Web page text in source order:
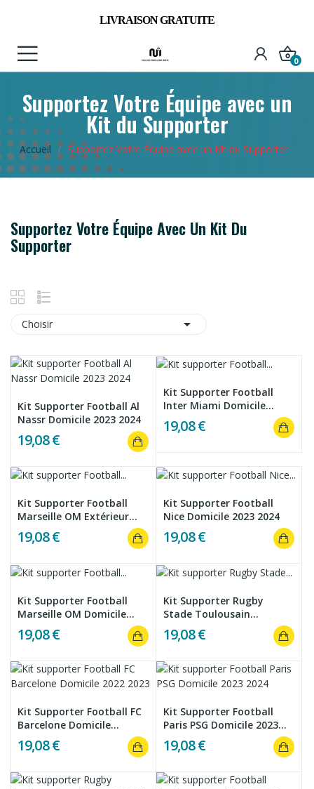
LIVRAISON GRATUITE
0
Supportez Votre Équipe avec un
Kit du Supporter
Accueil Supportez Votre Équipe avec un Kit du Supporter
Supportez Votre Équipe Avec Un Kit Du
Supporter
Choisir 
Kit Supporter Football Al
Nassr Domicile 2023 2024
19,08 €
Kit Supporter Football
Inter Miami Domicile...
19,08 €
Kit Supporter Football
Marseille OM Extérieur...
19,08 €
Kit Supporter Football
Nice Domicile 2023 2024
19,08 €
Kit Supporter Football
Marseille OM Domicile...
19,08 €
Kit Supporter Rugby
Stade Toulousain
Domicile...
19,08 €
Kit Supporter Football FC
Barcelone Domicile...
19,08 €
Kit Supporter Football
Paris PSG Domicile 2023...
19,08 €